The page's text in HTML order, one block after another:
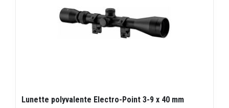
Lunette polyvalente Electro-Point 3-9 x 40 mm